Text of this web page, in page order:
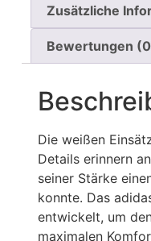
Zusätzliche
Bewertungen
Die weißen
Details erinnern
seiner Stärke
konnte. Das
entwickelt, um
maximalen